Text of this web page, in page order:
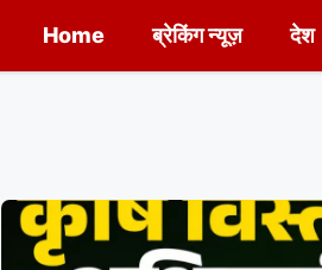
Home ब्रेकिंग न्यूज़ देश